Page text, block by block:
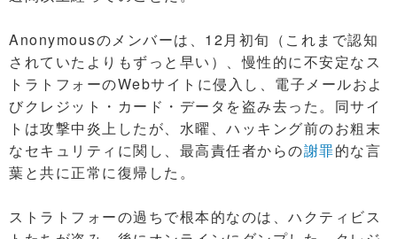
Anonymousのメンバーは、12月初旬（これまで認知
されていたよりもずっと早い）、慢性的に不安定なス
トラトフォーのWebサイトに侵入し、電子メールおよ
びクレジット・カード・データを盗み去った。同サイ
トは攻撃中炎上したが、水曜、ハッキング前のお粗末
なセキュリティに関し、最高責任者からの謝罪的な言
葉と共に正常に復帰した。
ストラトフォーの過ちで根本的なのは、ハクティビス